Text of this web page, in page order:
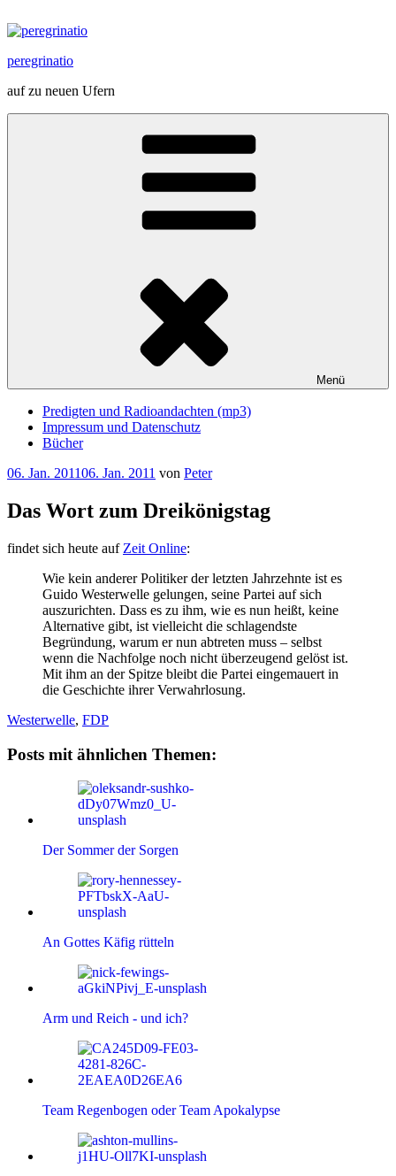
Inhalt
peregrinatio
auf zu neuen Ufern
Menü
Predigten und Radioandachten (mp3)
Impressum und Datenschutz
Bücher
Veröffentlicht
06. Jan. 201106. Jan. 2011 von Peter
Das Wort zum Dreikönigstag
findet sich heute auf Zeit Online:
Wie kein anderer Politiker der letzten Jahrzehnte ist es
Guido Westerwelle gelungen, seine Partei auf sich
auszurichten. Dass es zu ihm, wie es nun heißt, keine
Alternative gibt, ist vielleicht die schlagendste
Begründung, warum er nun abtreten muss – selbst
wenn die Nachfolge noch nicht überzeugend gelöst ist.
Mit ihm an der Spitze bleibt die Partei eingemauert in
die Geschichte ihrer Verwahrlosung.
Westerwelle, FDP
Posts mit ähnlichen Themen:
Der Sommer der Sorgen
An Gottes Käfig rütteln
Arm und Reich - und ich?
Team Regenbogen oder Team Apokalypse